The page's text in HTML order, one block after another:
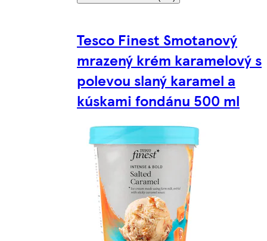
Tesco Finest Smotanový
mrazený krém karamelový s
polevou slaný karamel a
kúskami fondánu 500 ml